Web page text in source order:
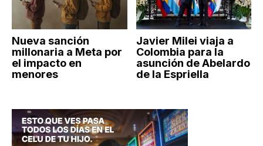
Nueva sanción
millonaria a Meta por
el impacto en
menores
Javier Milei viaja a
Colombia para la
asunción de Abelardo
de la Espriella